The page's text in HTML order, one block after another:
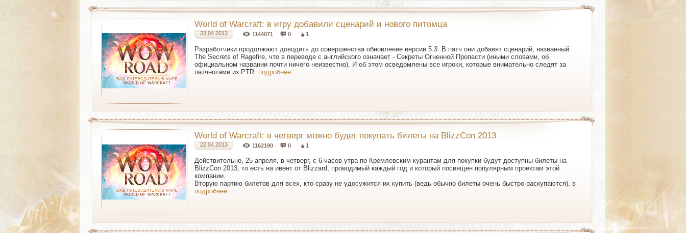
World of Warcraft: в игру добавили сценарий и нового питомца
23.04.2013 1144071 0 1
Разработчики продолжают доводить до совершенства обновление версии 5.3. В патч они добавят сценарий, названный
The Secrets of Ragefire, что в переводе с английского означает - Секреты Огненной Пропасти (иными словами, об
официальном названии почти ничего неизвестно). И об этом осведомлены все игроки, которые внимательно следят за
патчнотами из PTR. подробнее...
World of Warcraft: в четверг можно будет покупать билеты на BlizzCon 2013
22.04.2013 1162190 0 1
Действительно, 25 апреля, в четверг, с 6 часов утра по Кремлевским курантам для покупки будут доступны билеты на
BlizzCon 2013, то есть на ивент от Blizzard, проводимый каждый год и который посвящен популярным проектам этой
компании.
Вторую партию билетов для всех, кто сразу не удосужится их купить (ведь обычно билеты очень быстро раскупаются), в
подробнее...